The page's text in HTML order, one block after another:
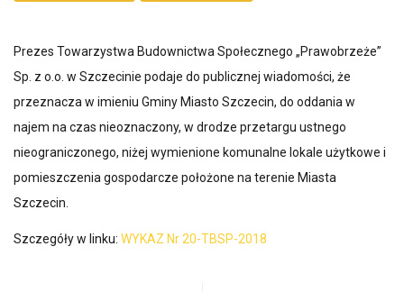
Prezes Towarzystwa Budownictwa Społecznego „Prawobrzeże”
Sp. z o.o. w Szczecinie podaje do publicznej wiadomości, że
przeznacza w imieniu Gminy Miasto Szczecin, do oddania w
najem na czas nieoznaczony, w drodze przetargu ustnego
nieograniczonego, niżej wymienione komunalne lokale użytkowe i
pomieszczenia gospodarcze położone na terenie Miasta
Szczecin.
Szczegóły w linku: WYKAZ Nr 20-TBSP-2018